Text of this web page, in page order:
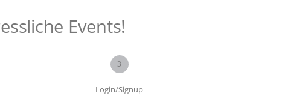
Events!
3
Login/Signup